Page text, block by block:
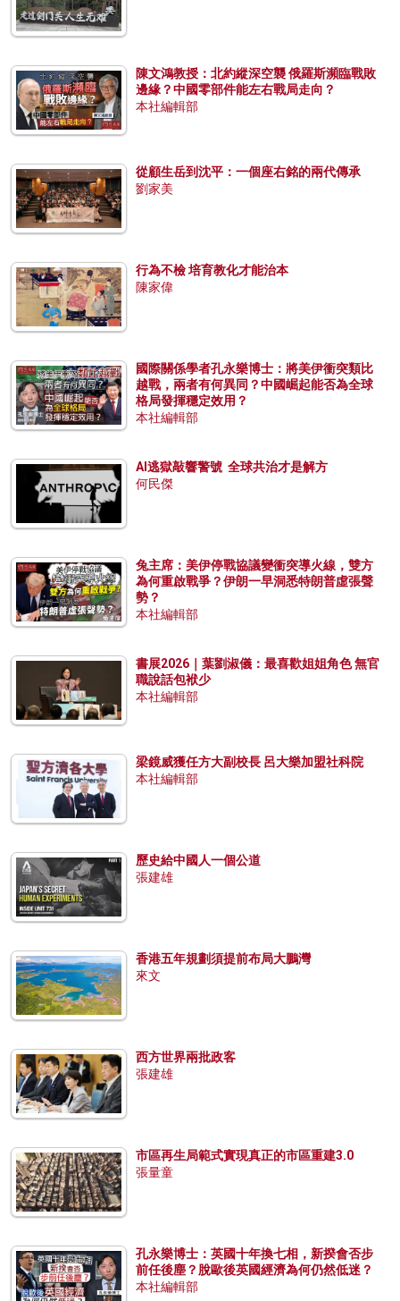
陳文鴻教授：北約縱深空襲 俄羅斯瀕臨戰敗
邊緣？中國零部件能左右戰局走向？
本社編輯部
從顧生岳到沈平：一個座右銘的兩代傳承
劉家美
行為不檢 培育教化才能治本
陳家偉
國際關係學者孔永樂博士：將美伊衝突類比
越戰，兩者有何異同？中國崛起能否為全球
格局發揮穩定效用？
本社編輯部
AI逃獄敲響警號 全球共治才是解方
何民傑
兔主席：美伊停戰協議變衝突導火線，雙方
為何重啟戰爭？伊朗一早洞悉特朗普虛張聲
勢？
本社編輯部
書展2026｜葉劉淑儀：最喜歡姐姐角色 無官
職說話包袱少
本社編輯部
梁鏡威獲任方大副校長 呂大樂加盟社科院
本社編輯部
歷史給中國人一個公道
張建雄
香港五年規劃須提前布局大鵬灣
來文
西方世界兩批政客
張建雄
市區再生局範式實現真正的市區重建3.0
張量童
孔永樂博士：英國十年換七相，新揆會否步
前任後塵？脫歐後英國經濟為何仍然低迷？
本社編輯部